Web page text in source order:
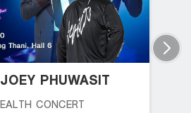
PHUWASIT
CONCERT